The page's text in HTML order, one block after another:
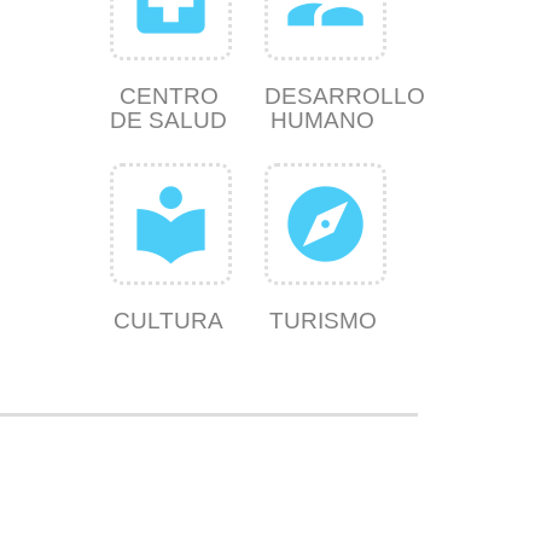
CENTRO
DE SALUD
DESARROLLO
HUMANO
local_library
CULTURA
explore
TURISMO